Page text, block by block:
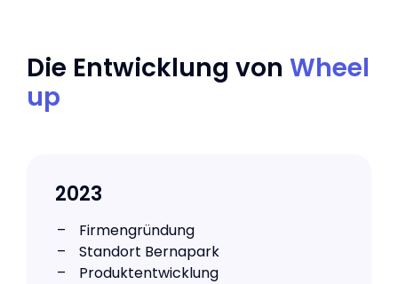
Die Entwicklung von Wheel
up
2023
Firmengründung
Standort Bernapark
Produktentwicklung